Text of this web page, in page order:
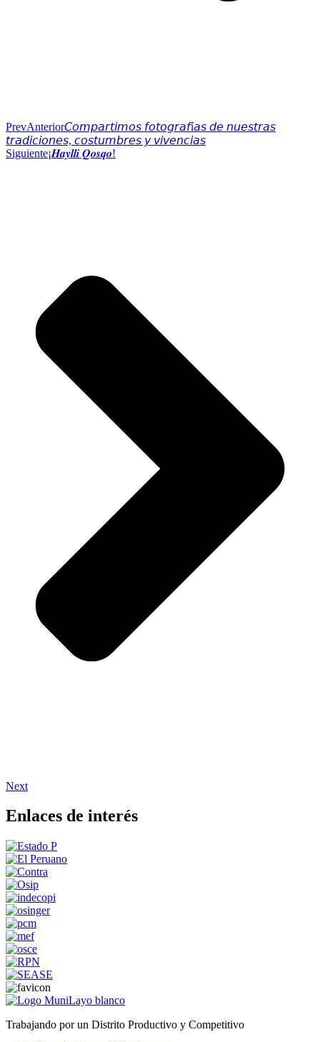
PrevAnterior𝘊𝘰𝘮𝘱𝘢𝘳𝘵𝘪𝘮𝘰𝘴 𝘧𝘰𝘵𝘰𝘨𝘳𝘢𝘧í𝘢𝘴 𝘥𝘦 𝘯𝘶𝘦𝘴𝘵𝘳𝘢𝘴
𝘵𝘳𝘢𝘥𝘪𝘤𝘪𝘰𝘯𝘦𝘴, 𝘤𝘰𝘴𝘵𝘶𝘮𝘣𝘳𝘦𝘴 𝘺 𝘷𝘪𝘷𝘦𝘯𝘤𝘪𝘢𝘴
Siguiente¡𝑯𝒂𝒚𝒍𝒍𝒊 𝑸𝒐𝒔𝒒𝒐!
Next
Enlaces de interés
Trabajando por un Distrito Productivo y Competitivo